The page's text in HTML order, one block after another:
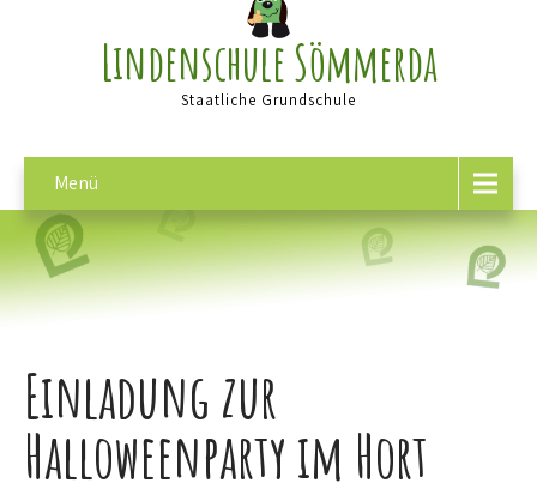
Lindenschule Sömmerda
Staatliche Grundschule
Menü
Einladung zur
Halloweenparty im Hort